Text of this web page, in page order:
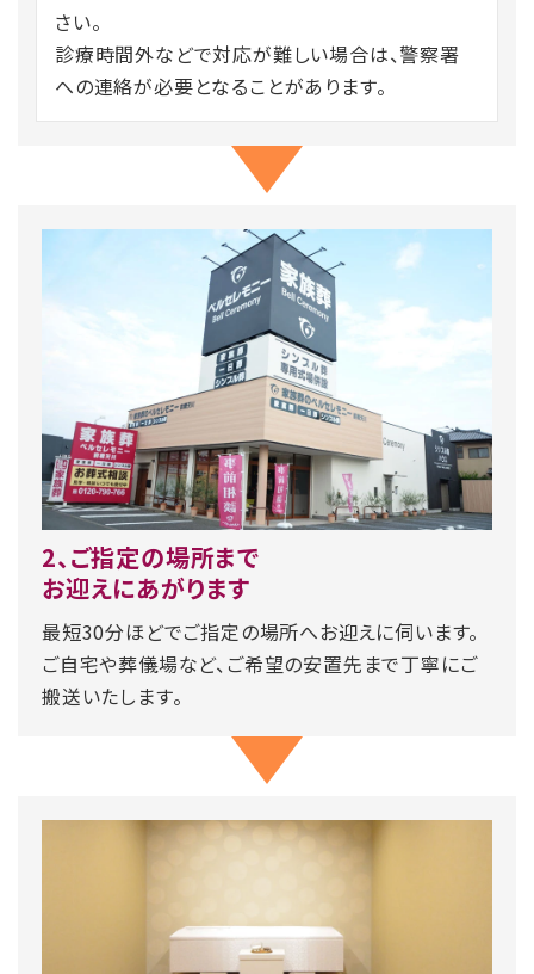
さい。
診療時間外などで対応が難しい場合は、警察署
への連絡が必要となることがあります。
2、ご指定の場所まで
お迎えにあがります
最短30分ほどでご指定の場所へお迎えに伺います。
ご自宅や葬儀場など、ご希望の安置先まで丁寧にご
搬送いたします。